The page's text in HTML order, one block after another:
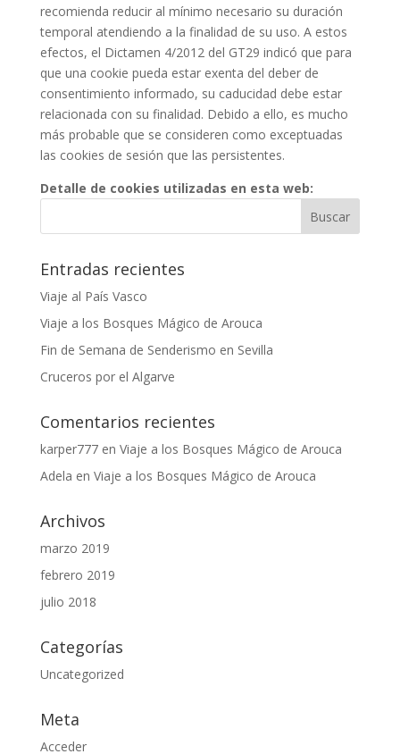
recomienda reducir al mínimo necesario su duración
temporal atendiendo a la finalidad de su uso. A estos
efectos, el Dictamen 4/2012 del GT29 indicó que para
que una cookie pueda estar exenta del deber de
consentimiento informado, su caducidad debe estar
relacionada con su finalidad. Debido a ello, es mucho
más probable que se consideren como exceptuadas
las cookies de sesión que las persistentes.
Detalle de cookies utilizadas en esta web:
Entradas recientes
Viaje al País Vasco
Viaje a los Bosques Mágico de Arouca
Fin de Semana de Senderismo en Sevilla
Cruceros por el Algarve
Comentarios recientes
karper777en Viaje a los Bosques Mágico de Arouca
Adela en Viaje a los Bosques Mágico de Arouca
Archivos
marzo 2019
febrero 2019
julio 2018
Categorías
Uncategorized
Meta
Acceder